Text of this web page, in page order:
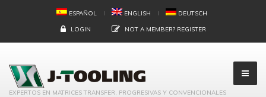
ESPAÑOL ENGLISH DEUTSCH
LOGIN NOT A MEMBER? REGISTER
EXPERTOS EN MATRICES TRANSFER, PROGRESIVAS Y CONVENCIONALES